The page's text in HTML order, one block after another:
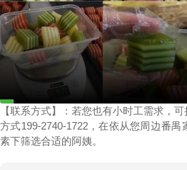
广州番禺小时工服务，讲粤
护理
2025-04-06 14:35:49
【联系方式】：若您也有小时工需求，
方式199-2740-1722，在依从您周边番
素下筛选合适的阿姨。